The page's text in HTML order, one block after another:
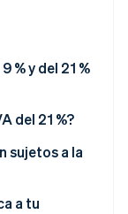
% y del 21 %
del 21 %?
sujetos a la
a tu